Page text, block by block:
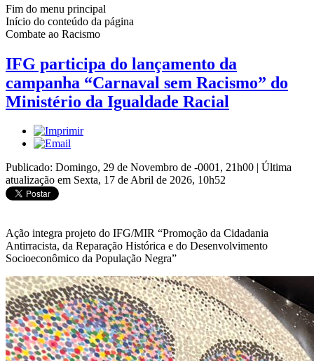
Fim do menu principal
Início do conteúdo da página
Combate ao Racismo
IFG participa do lançamento da
campanha “Carnaval sem Racismo” do
Ministério da Igualdade Racial
Publicado: Domingo, 29 de Novembro de -0001, 21h00 | Última
atualização em Sexta, 17 de Abril de 2026, 10h52
Ação integra projeto do IFG/MIR “Promoção da Cidadania
Antirracista, da Reparação Histórica e do Desenvolvimento
Socioeconômico da População Negra”